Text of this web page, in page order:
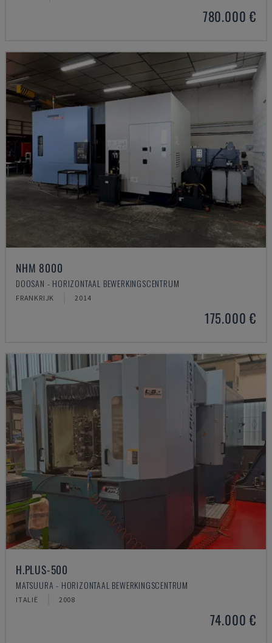
780.000 €
NHM 8000
DOOSAN - HORIZONTAAL BEWERKINGSCENTRUM
FRANKRIJK 2014
175.000 €
H.PLUS-500
MATSUURA - HORIZONTAAL BEWERKINGSCENTRUM
ITALIË 2008
74.000 €